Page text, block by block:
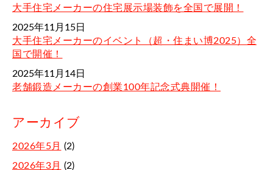
大手住宅メーカーの住宅展示場装飾を全国で展開！
2025年11月15日
大手住宅メーカーのイベント（超・住まい博2025）全
国で開催！
2025年11月14日
老舗鍛造メーカーの創業100年記念式典開催！
アーカイブ
2026年5月 (2)
2026年3月 (2)